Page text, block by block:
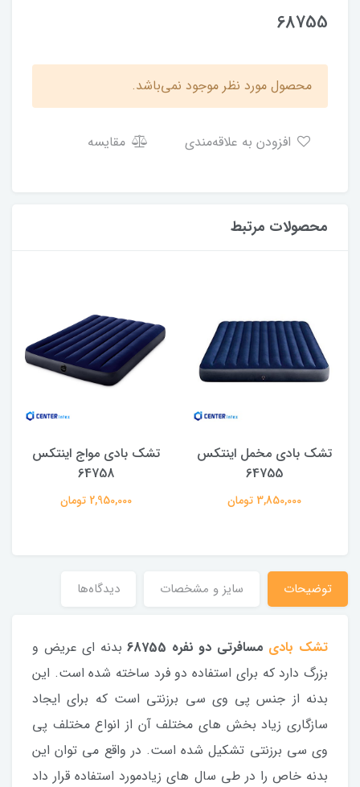
68755
محصول مورد نظر موجود نمی‌باشد.
مقایسه
محصولات مرتبط
تشک بادی مخمل اینتکس
64755
3,850,000 تومان
تشک بادی مواج اینتکس
64758
2,950,000 تومان
توضیحات سایز و مشخصات دیدگاه‌ها
تشک بادی مسافرتی دو نفره 68755
بدنه ای عریض و
بزرگ دارد که برای استفاده دو فرد ساخته شده است. این
بدنه از جنس پی وی سی برزنتی است که برای ایجاد
سازگاری زیاد بخش های مختلف آن از انواع مختلف پی
وی سی برزنتی تشکیل شده است. در واقع می توان این
بدنه خاص را در طی سال های زیادمورد استفاده قرار داد